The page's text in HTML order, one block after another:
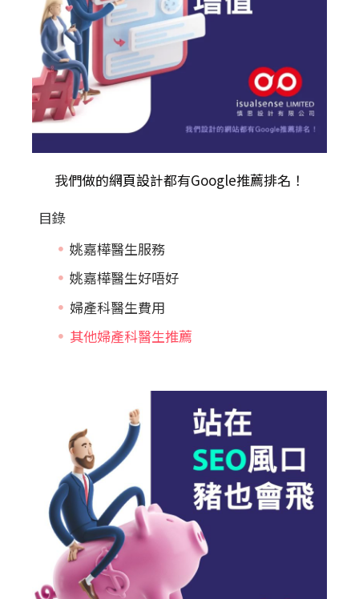
我們做的網頁設計都有Google推薦排名！
目錄
姚嘉樺醫生服務
姚嘉樺醫生好唔好
婦產科醫生費用
其他婦產科醫生推薦